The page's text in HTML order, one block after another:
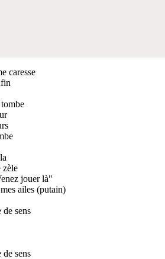
caresse
zèle
jouer là"
ailes (putain)
sens
sens